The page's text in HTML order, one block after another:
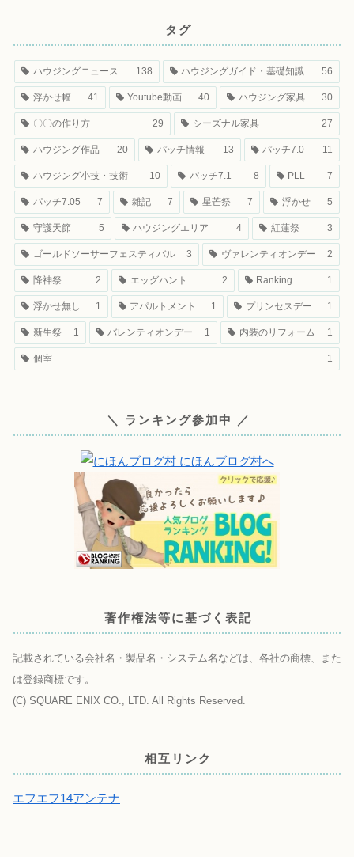
タグ
ハウジングニュース 138 ハウジングガイド・基礎知識 56
浮かせ幅 41 Youtube動画 40 ハウジング家具 30
〇〇の作り方 29 シーズナル家具 27
ハウジング作品 20 パッチ情報 13 パッチ7.0 11
ハウジング小技・技術 10 パッチ7.1 8 PLL 7
パッチ7.05 7 雑記 7 星芒祭 7 浮かせ 5
守護天節 5 ハウジングエリア 4 紅蓮祭 3
ゴールドソーサーフェスティバル 3 ヴァレンティオンデー 2
降神祭 2 エッグハント 2 Ranking 1
浮かせ無し 1 アパルトメント 1 プリンセスデー 1
新生祭 1 バレンティオンデー 1 内装のリフォーム 1
個室 1
＼ ランキング参加中 ／
著作権法等に基づく表記
記載されている会社名・製品名・システム名などは、各社の商標、また
は登録商標です。
(C) SQUARE ENIX CO., LTD. All Rights Reserved.
相互リンク
エフエフ14アンテナ